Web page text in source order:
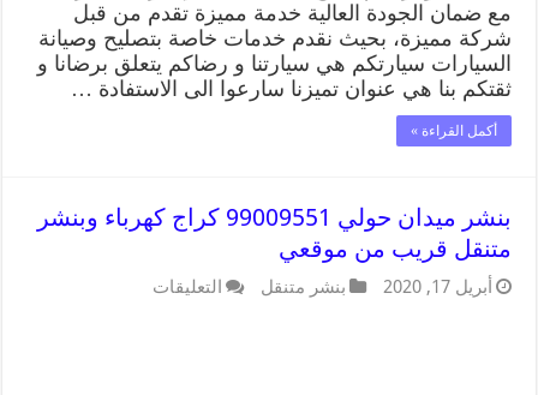
مع ضمان الجودة العالية خدمة مميزة تقدم من قبل
شركة مميزة، بحيث نقدم خدمات خاصة بتصليح وصيانة
السيارات سيارتكم هي سيارتنا و رضاكم يتعلق برضانا و
ثقتكم بنا هي عنوان تميزنا سارعوا الى الاستفادة …
أكمل القراءة »
بنشر ميدان حولي 99009551 كراج كهرباء وبنشر
متنقل قريب من موقعي
أبريل 17, 2020 بنشر متنقل التعليقات